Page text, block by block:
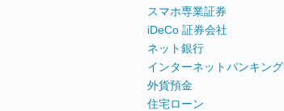
スマホ専業証券
iDeCo 証券会社
ネット銀行
インターネットバンキング
外貨預金
住宅ローン